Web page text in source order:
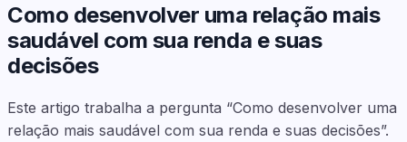
Como desenvolver uma relação mais
saudável com sua renda e suas
decisões
Este artigo trabalha a pergunta “Como desenvolver uma
relação mais saudável com sua renda e suas decisões”.